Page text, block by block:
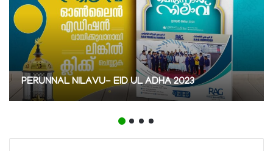
PERUNNAL NILAVU- EID UL ADHA 2023